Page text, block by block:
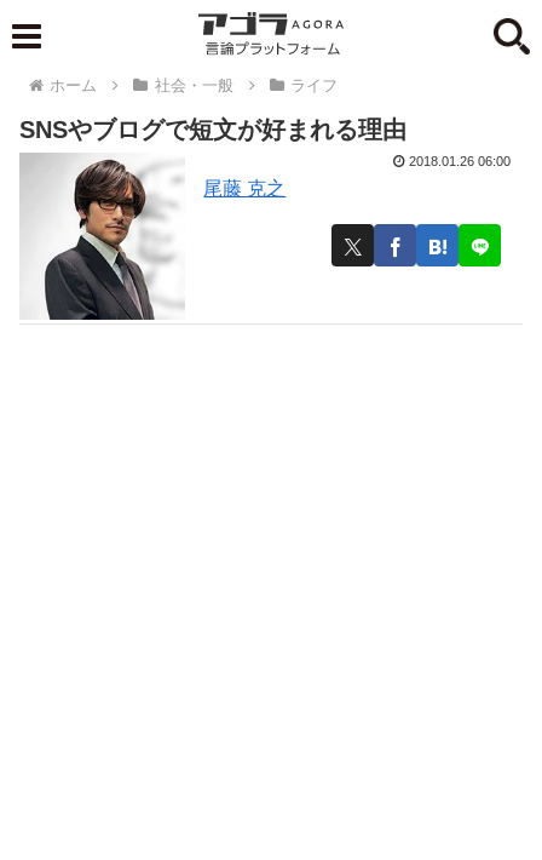
ホーム 社会・一般 ライフ
SNSやブログで短文が好まれる理由
尾藤 克之
2018.01.26 06:00